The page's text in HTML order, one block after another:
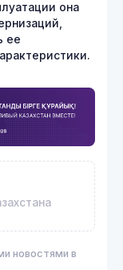
она
ее
новостями в